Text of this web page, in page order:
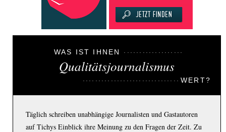
WAS IST IHNEN
Qualitätsjournalismus
WERT?
Täglich schreiben unabhängige Journalisten und Gastautoren
auf Tichys Einblick ihre Meinung zu den Fragen der Zeit. Zu